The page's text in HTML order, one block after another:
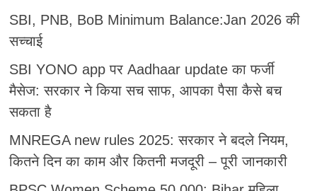
SBI, PNB, BoB Minimum Balance:Jan 2026 की
सच्चाई
SBI YONO app पर Aadhaar update का फर्जी
मैसेज: सरकार ने किया सच साफ, आपका पैसा कैसे बच
सकता है
MNREGA new rules 2025: सरकार ने बदले नियम,
कितने दिन का काम और कितनी मजदूरी – पूरी जानकारी